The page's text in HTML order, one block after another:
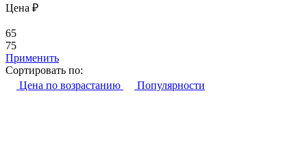
Цена ₽
65
75
Применить
Сортировать по:
Цена по возрастанию
Популярности